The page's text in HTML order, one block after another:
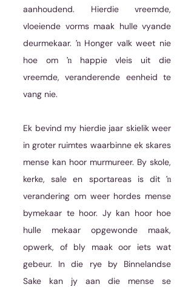
aanhoudend. Hierdie vreemde,
vloeiende vorms maak hulle vyande
deurmekaar. ŉ Honger valk weet nie
hoe om ŉ happie vleis uit die
vreemde, veranderende eenheid te
vang nie.
Ek bevind my hierdie jaar skielik weer
in groter ruimtes waarbinne ek skares
mense kan hoor murmureer. By skole,
kerke, sale en sportareas is dit ŉ
verandering om weer hordes mense
bymekaar te hoor. Jy kan hoor hoe
hulle mekaar opgewonde maak,
opwerk, of bly maak oor iets wat
gebeur. In die rye by Binnelandse
Sake kan jy aan die mense se